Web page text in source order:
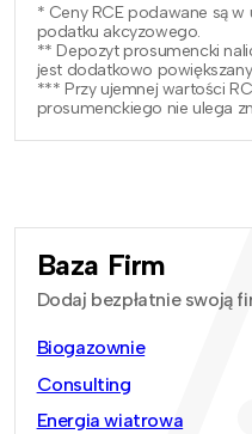
* Ceny RCE podawane są w
podatku akcyzowego.
** Depozyt prosumencki
jest dodatkowo powiększany
*** Przy ujemnej wartości
prosumenckiego nie ulega
Baza Firm
Dodaj bezpłatnie swoją
Biogazownie
Consulting
Energia wiatrowa